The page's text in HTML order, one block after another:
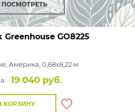
ПОСМОТРЕТЬ
Greenhouse GO8225
Америка, 0,68x8,22 м
19 040 руб.
КОРЗИНУ